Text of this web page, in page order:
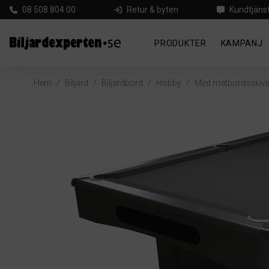
08 508 804 00 Retur & byten
PRODUKTER KAMPANJ
Hem / Biljard / Biljardbord / Hobby / Med matbordsskiva